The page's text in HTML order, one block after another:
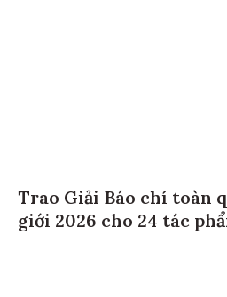
Trao Giải Báo chí toàn
giới 2026 cho 24 tác